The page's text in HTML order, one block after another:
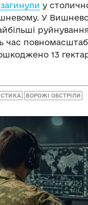
загинули у
У
час
13
ВОРОЖІ ОБСТРІЛИ